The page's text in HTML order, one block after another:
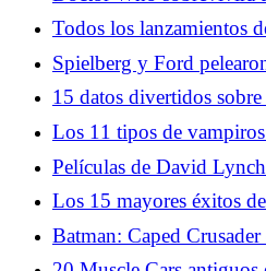
será mejor por ello)
Todos los lanzamientos
excepto dos gigantes de
Spielberg y Ford
la peor secuela de
15 datos divertidos
aprendiste en la escuela
Los 11 tipos de vampiros
Películas de David
público
Los 15 mayores éxitos
Batman: Caped
historias de Batman en la